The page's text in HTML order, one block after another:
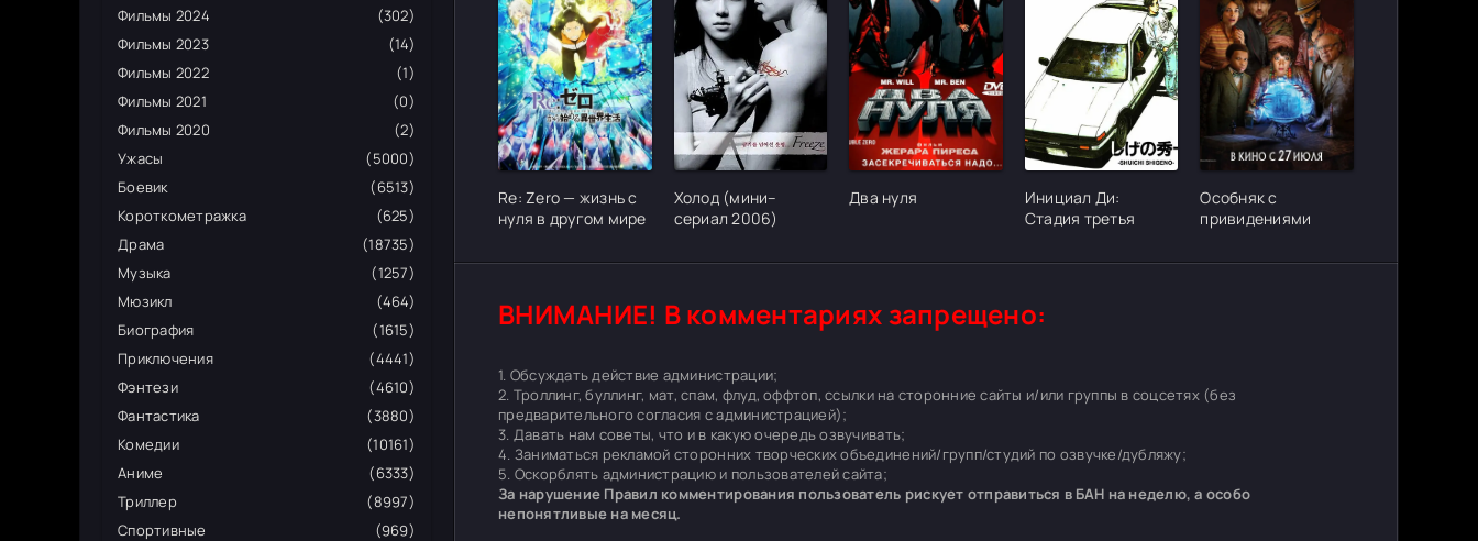
Фильмы 2024
(302)
Фильмы 2023
(14)
Фильмы 2022
(1)
Фильмы 2021
(0)
Фильмы 2020
(2)
Ужасы
(5000)
Боевик
(6513)
Короткометражка
(625)
Драма
(18735)
Музыка
(1257)
Мюзикл
(464)
Биография
(1615)
Приключения
(4441)
Фэнтези
(4610)
Фантастика
(3880)
Комедии
(10161)
Аниме
(6333)
Триллер
(8997)
Спортивные
(969)
[/xfgiven_cvh_poster_urlcvh_poster_url]
Re: Zero — жизнь с
нуля в другом мире
[/xfgiven_cvh_poster_urlcvh_poster_url]
Холод (мини–
сериал 2006)
[/xfgiven_cvh_poster_urlcvh_poster_url]
Два нуля
[/xfgiven_cvh_poster_urlcvh_poster_url]
Инициал Ди:
Стадия третья
[/
Особняк с
привидениями
ВНИМАНИЕ! В комментариях запрещено:
1. Обсуждать действие администрации;
2. Троллинг, буллинг, мат, спам, флуд, оффтоп, ссылки на сторонние сайты и/или группы в соцсетях (без
предварительного согласия с администрацией);
3. Давать нам советы, что и в какую очередь озвучивать;
4. Заниматься рекламой сторонних творческих объединений/групп/студий по озвучке/дубляжу;
5. Оскорблять администрацию и пользователей сайта;
За нарушение Правил комментирования пользователь рискует отправиться в БАН на неделю, а особо
непонятливые на месяц.